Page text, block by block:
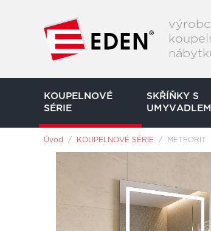
KOUPELNOVÉ
SÉRIE
SKŘÍŇKY S
UMYVADLEM
Jsi tady:
Úvod KOUPELNOVÉ SÉRIE METEORIT